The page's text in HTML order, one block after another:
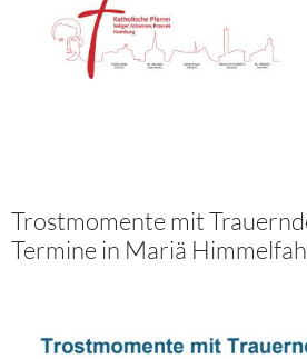
Trostmomente mit
Termine in Mariä